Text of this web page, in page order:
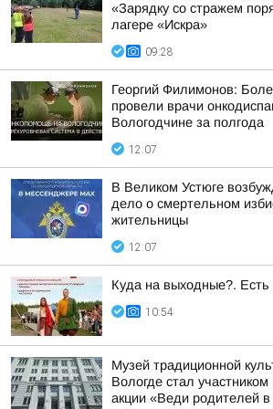
«Зарядку со стражем
лагере «Искра»
09:28
Георгий Филимонов:
провели врачи
Вологодчине за полгода
12:07
В Великом Устюге
дело о смертельном
жительницы
12:07
Куда на выходные?.
10:54
Музей традиционной
Вологде стал участником
акции «Веди родителей